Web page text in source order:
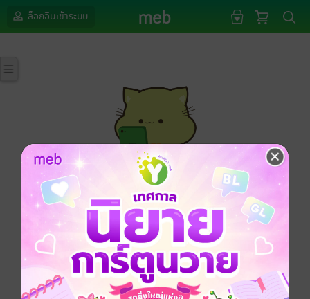
ล็อกอินเข้าระบบ
กรุณาเข้าสู่ระบบก่อนดำเนินรายการด้วยค่ะ
ล็อกอินเข้าระบบ